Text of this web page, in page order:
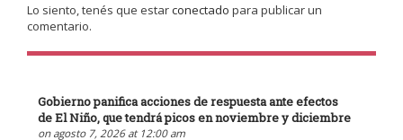
Lo siento, tenés que estarconectado para publicar un
comentario.
Gobierno panifica acciones de respuesta ante efectos
de El Niño, que tendrá picos en noviembre y diciembre
on agosto 7, 2026 at 12:00 am